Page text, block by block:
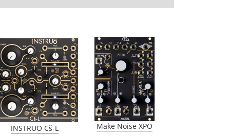
INSTRUO Cš-L Make Noise XPO